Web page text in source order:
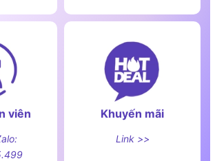
viên Khuyến mãi
Link >>